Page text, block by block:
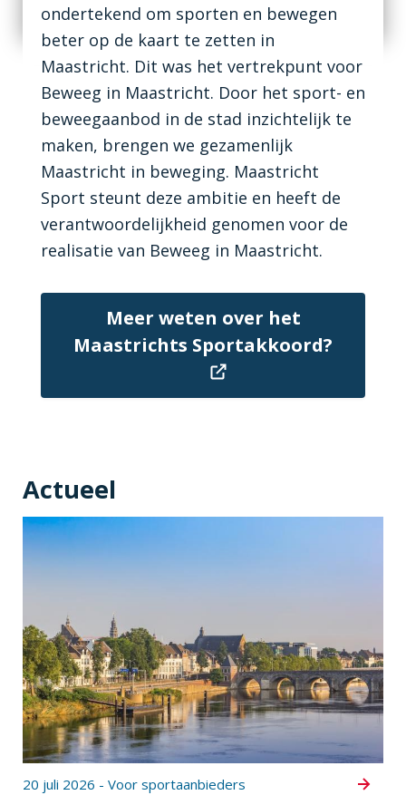
ondertekend om sporten en bewegen
beter op de kaart te zetten in
Maastricht. Dit was het vertrekpunt voor
Beweeg in Maastricht. Door het sport- en
beweegaanbod in de stad inzichtelijk te
maken, brengen we gezamenlijk
Maastricht in beweging. Maastricht
Sport steunt deze ambitie en heeft de
verantwoordelijkheid genomen voor de
realisatie van Beweeg in Maastricht.
Meer weten over het
Maastrichts Sportakkoord?
Actueel
20 juli 2026 - Voor sportaanbieders